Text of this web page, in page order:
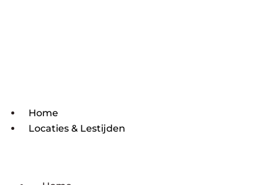
Home
Locaties & Lestijden